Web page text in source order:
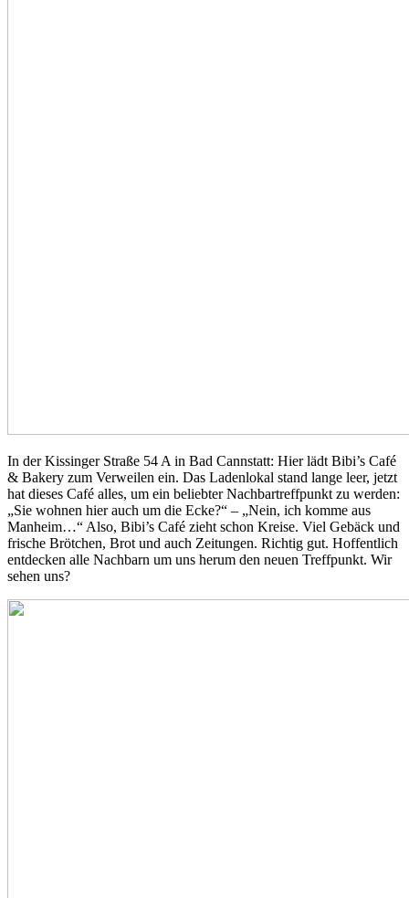
In der Kissinger Straße 54 A in Bad Cannstatt: Hier lädt Bibi’s Café
& Bakery zum Verweilen ein. Das Ladenlokal stand lange leer, jetzt
hat dieses Café alles, um ein beliebter Nachbartreffpunkt zu werden:
„Sie wohnen hier auch um die Ecke?“ – „Nein, ich komme aus
Manheim…“ Also, Bibi’s Café zieht schon Kreise. Viel Gebäck und
frische Brötchen, Brot und auch Zeitungen. Richtig gut. Hoffentlich
entdecken alle Nachbarn um uns herum den neuen Treffpunkt. Wir
sehen uns?